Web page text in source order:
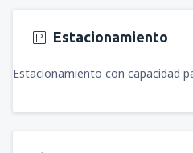
Estacionamiento
Estacionamiento con capacidad